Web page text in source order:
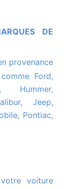
provenance
comme Ford,
Hummer,
Jeep,
Pontiac,